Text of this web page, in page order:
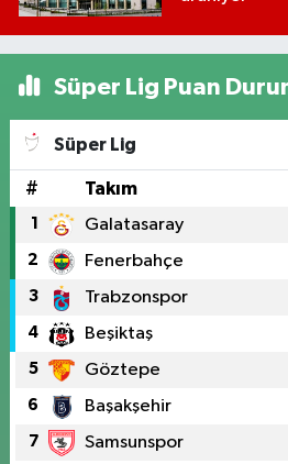
Süper Lig Puan
Süper Lig
# Takım
1 Galatasaray
2 Fenerbahçe
3 Trabzonspor
4 Beşiktaş
5 Göztepe
6 Başakşehir
7 Samsunspor